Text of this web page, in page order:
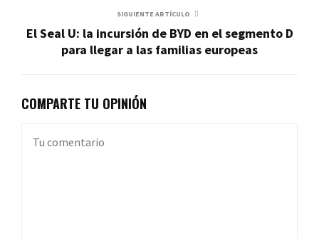
SIGUIENTE ARTÍCULO
El Seal U: la incursión de BYD en el segmento D
para llegar a las familias europeas
COMPARTE TU OPINIÓN